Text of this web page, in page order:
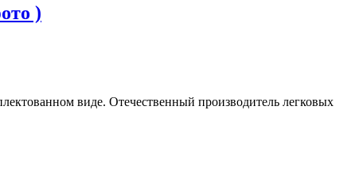
)
виде. Отечественный производитель легковых